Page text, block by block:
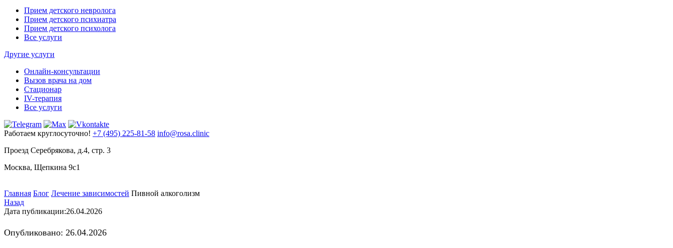
Прием детского невролога
Прием детского психиатра
Прием детского психолога
Все услуги
Другие услуги
Онлайн-консультации
Вызов врача на дом
Стационар
IV-терапия
Все услуги
Работаем круглосуточно! +7 (495) 225-81-58 info@rosa.clinic
Проезд Серебрякова, д.4, стр. 3
Москва, Щепкина 9с1
Главная Блог Лечение зависимостей Пивной алкоголизм
Назад
Дата публикации:26.04.2026
Опубликовано: 26.04.2026